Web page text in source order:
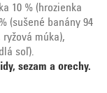
10 % (hrozienka
(sušené banány 94
ryžová múka),
soľ).
sezam a orechy.